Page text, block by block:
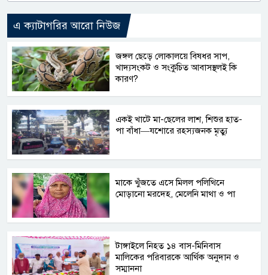
এ ক্যাটাগরির আরো নিউজ
জঙ্গল ছেড়ে লোকালয়ে বিষধর সাপ,
খাদ্যসংকট ও সংকুচিত আবাসস্থলই কি
কারণ?
একই খাটে মা-ছেলের লাশ, শিশুর হাত-
পা বাঁধা—যশোরে রহস্যজনক মৃত্যু
মাকে খুঁজতে এসে মিলল পলিথিনে
মোড়ানো মরদেহ, মেলেনি মাথা ও পা
টাঙ্গাইলে নিহত ১৪ বাস-মিনিবাস
মালিকের পরিবারকে আর্থিক অনুদান ও
সম্মাননা